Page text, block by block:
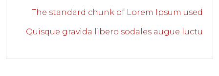
The standard chunk of Lorem Ipsum used
Quisque gravida libero sodales augue luctu